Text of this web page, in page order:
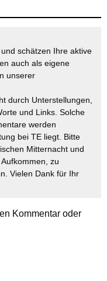
schätzen Ihre aktive
auch als eigene
unserer
durch Unterstellungen,
und Links. Solche
werden
bei TE liegt. Bitte
Mitternacht und
zu
Vielen Dank für Ihr
Kommentar oder